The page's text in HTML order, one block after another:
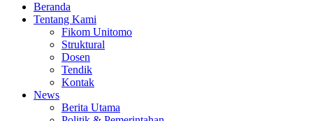
Beranda
Tentang Kami
Fikom Unitomo
Struktural
Dosen
Tendik
Kontak
News
Berita Utama